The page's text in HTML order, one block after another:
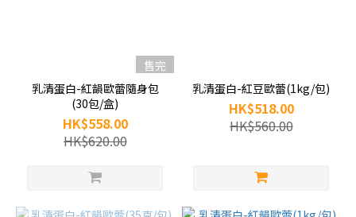
售完
乳清蛋白-紅韻歐蕾隨身包
(30包/盒)
HK$558.00
HK$620.00
乳清蛋白-紅豆歐蕾(1kg/包)
HK$518.00
HK$560.00